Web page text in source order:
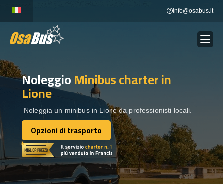
content
info@osabus.it
NOLEGGIO AUTOBUS Show dropdown
DESTINAZIONI
FLOTTA
METTITI IN CONTATTO
METTITI IN CONTATTO
NoleggioMinibus charterin
Lione
Noleggia un minibus in Lione da professionisti locali.
Opzioni di trasporto
Opzioni di trasporto